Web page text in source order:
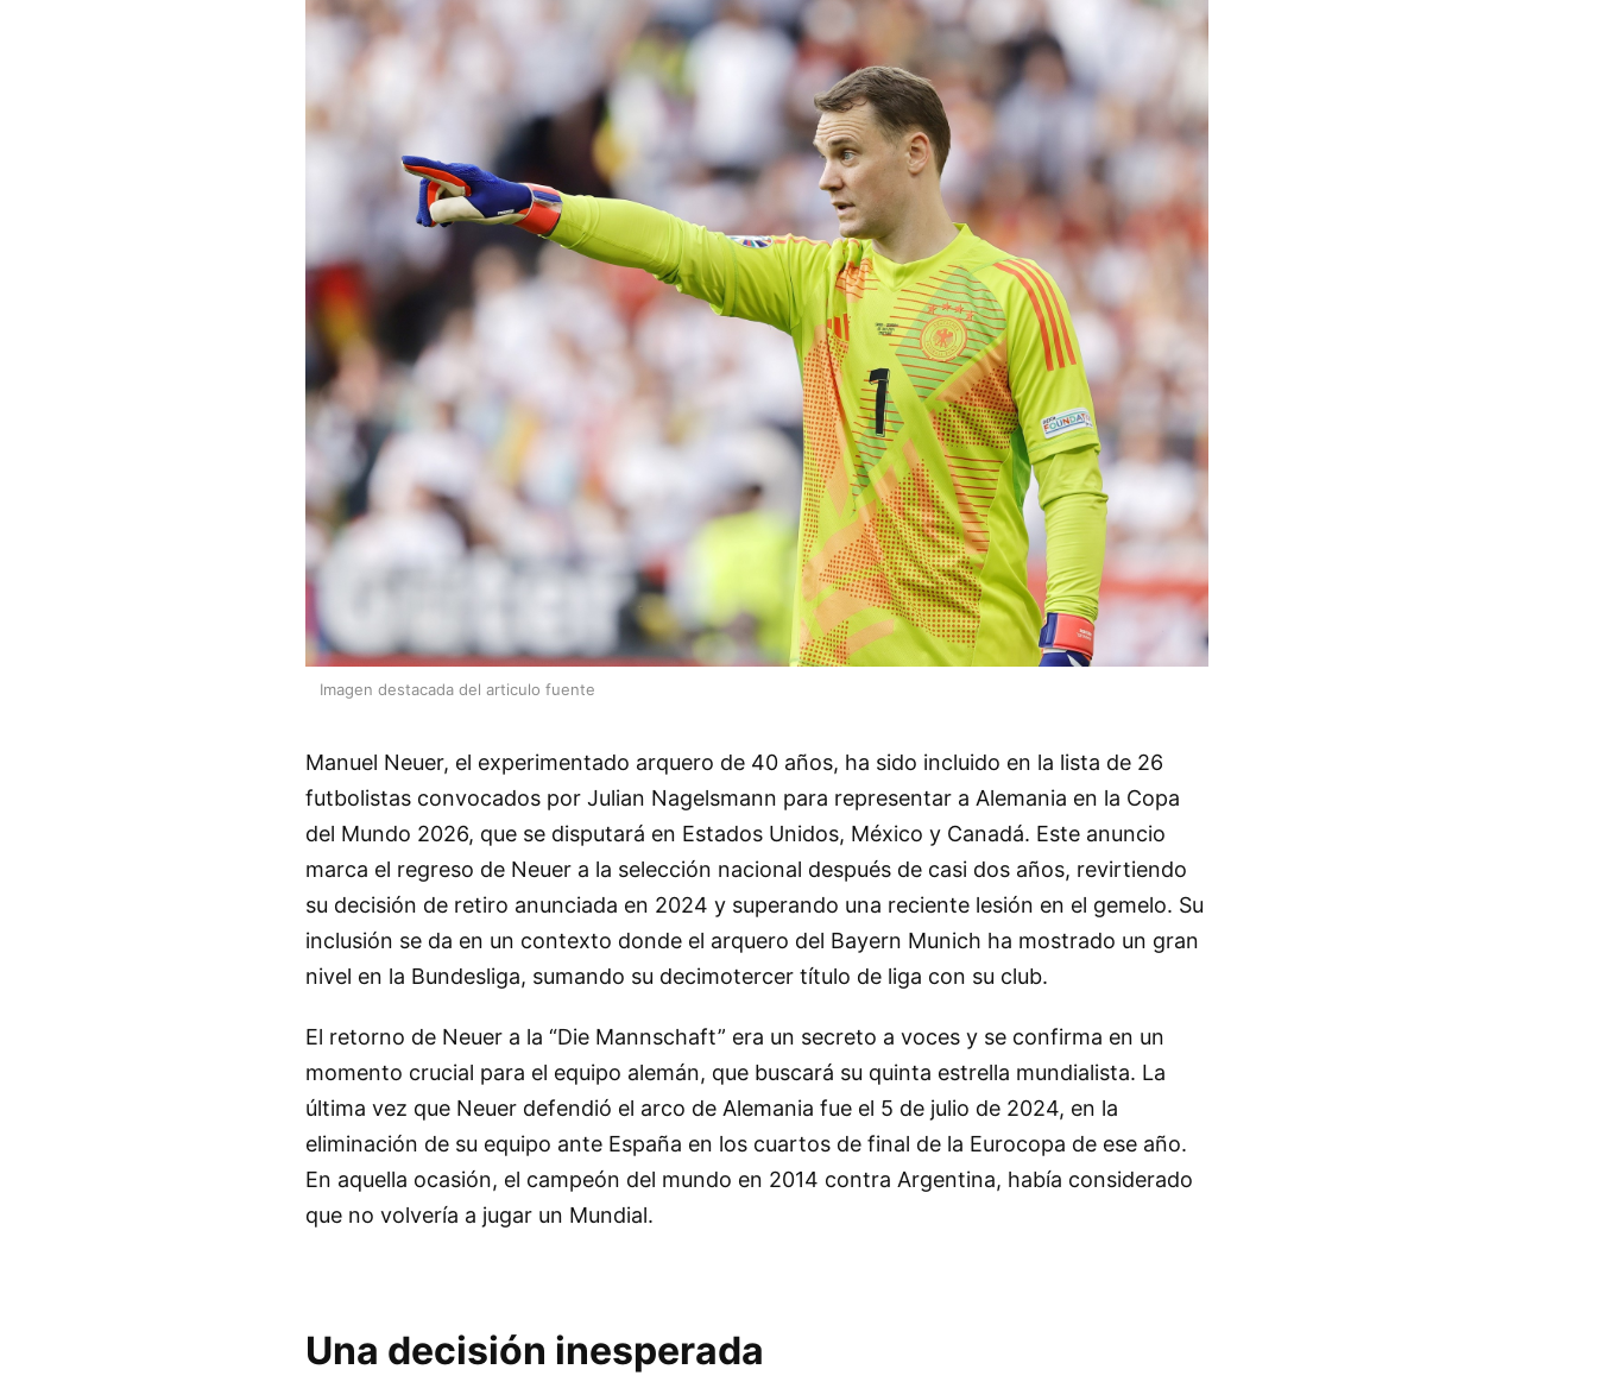
Imagen destacada del articulo fuente
Manuel Neuer, el experimentado arquero de 40 años, ha sido incluido en la lista de 26
futbolistas convocados por Julian Nagelsmann para representar a Alemania en la Copa
del Mundo 2026, que se disputará en Estados Unidos, México y Canadá. Este anuncio
marca el regreso de Neuer a la selección nacional después de casi dos años, revirtiendo
su decisión de retiro anunciada en 2024 y superando una reciente lesión en el gemelo. Su
inclusión se da en un contexto donde el arquero del Bayern Munich ha mostrado un gran
nivel en la Bundesliga, sumando su decimotercer título de liga con su club.
El retorno de Neuer a la “Die Mannschaft” era un secreto a voces y se confirma en un
momento crucial para el equipo alemán, que buscará su quinta estrella mundialista. La
última vez que Neuer defendió el arco de Alemania fue el 5 de julio de 2024, en la
eliminación de su equipo ante España en los cuartos de final de la Eurocopa de ese año.
En aquella ocasión, el campeón del mundo en 2014 contra Argentina, había considerado
que no volvería a jugar un Mundial.
Una decisión inesperada